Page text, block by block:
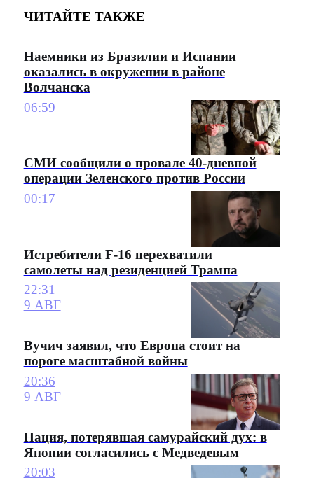
ЧИТАЙТЕ ТАКЖЕ
Наемники из Бразилии и Испании
оказались в окружении в районе
Волчанска
06:59
СМИ сообщили о провале 40-дневной
операции Зеленского против России
00:17
Истребители F-16 перехватили
самолеты над резиденцией Трампа
22:31
9 АВГ
Вучич заявил, что Европа стоит на
пороге масштабной войны
20:36
9 АВГ
Нация, потерявшая самурайский дух: в
Японии согласились с Медведевым
20:03